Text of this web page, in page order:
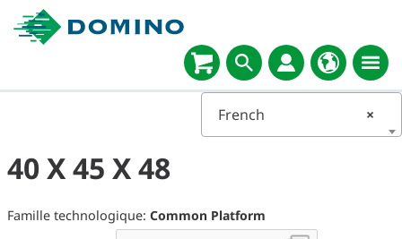
Select
language
×
French
40 X 45 X 48
Famille technologique: Common Platform